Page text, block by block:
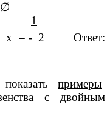
∅
1
- 2 Ответ:
примеры
с двойным